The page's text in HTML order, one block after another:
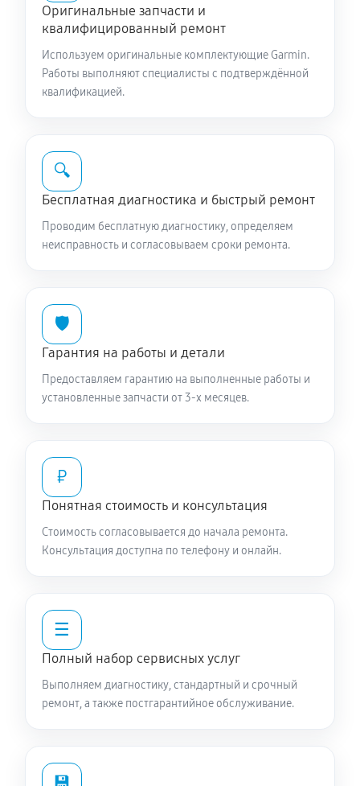
Оригинальные запчасти и
квалифицированный ремонт
Используем оригинальные комплектующие Garmin.
Работы выполняют специалисты с подтверждённой
квалификацией.
🔍
Бесплатная диагностика и быстрый ремонт
Проводим бесплатную диагностику, определяем
неисправность и согласовываем сроки ремонта.
🛡️
Гарантия на работы и детали
Предоставляем гарантию на выполненные работы и
установленные запчасти от 3-х месяцев.
₽
Понятная стоимость и консультация
Стоимость согласовывается до начала ремонта.
Консультация доступна по телефону и онлайн.
☰
Полный набор сервисных услуг
Выполняем диагностику, стандартный и срочный
ремонт, а также постгарантийное обслуживание.